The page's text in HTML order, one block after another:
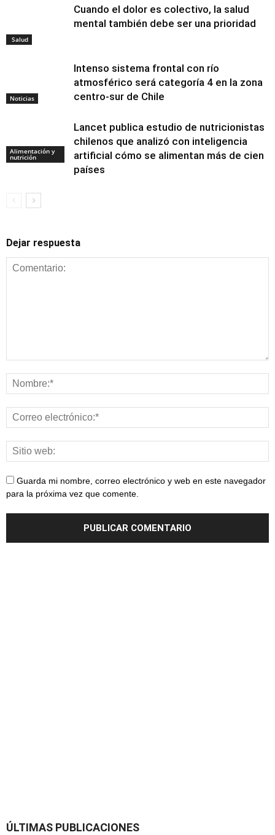
Salud
Cuando el dolor es colectivo, la salud
mental también debe ser una prioridad
Noticias
Intenso sistema frontal con río
atmosférico será categoría 4 en la zona
centro-sur de Chile
Alimentación y
nutrición
Lancet publica estudio de nutricionistas
chilenos que analizó con inteligencia
artificial cómo se alimentan más de cien
países
Dejar respuesta
Guarda mi nombre, correo electrónico y web en este navegador
para la próxima vez que comente.
ÚLTIMAS PUBLICACIONES